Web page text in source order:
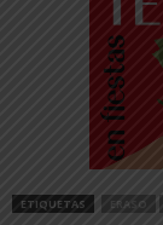
ETIQUETAS ERASO